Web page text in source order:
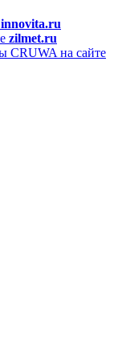
innovita.ru
zilmet.ru
CRUWA на сайте